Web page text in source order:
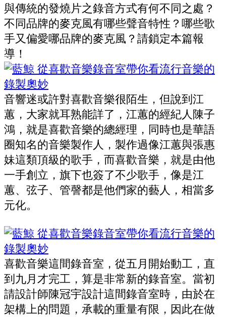
與傳統的發燒片之錄音方式有何不同之處？
不同品牌的麥克風有哪些聲音特性？哪些歌
手又偏愛哪品牌的麥克風？請鎖定本篇報
導！
音響迷或許對喜歡音樂很陌生，但說到江
蕙，大家就耳熟能詳了，江蕙的經紀人陳子
鴻，就是喜歡音樂的總經理，同時也是華語
圈知名的音樂製作人，製作過像江蕙與張惠
妹這類頂級的歌手，而喜歡音樂，就是由他
一手創立，旗下也簽了不少歌手，像是江
蕙、弦子、管謦都是他們家的藝人，相當多
元化。
喜歡音樂這間錄音室，從五月開始動工，直
到九月才完工，算是非常新的錄音室。當初
請設計師陳冠宇設計這間錄音室時，由於在
架構上的問題，承載的重量有限，因此在做